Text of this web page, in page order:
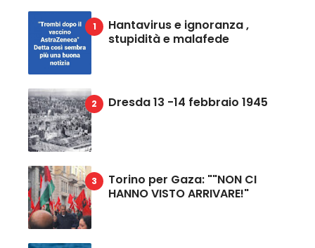
Hantavirus e ignoranza ,
stupidità e malafede
Dresda 13 -14 febbraio 1945
Torino per Gaza: ""NON CI
HANNO VISTO ARRIVARE!"